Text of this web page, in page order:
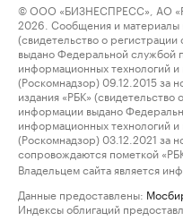
© ООО «БИЗНЕСПРЕСС», АО
2026. Сообщения и материалы
(свидетельство о
выдано Федеральной службой
информационных технологий
(Роскомнадзор) 09.12.2015
издания «РБК»
информации выдано
информационных технологий
(Роскомнадзор) 03.12.2021
сопровождаются пометкой
Владельцем сайта является
Данные предоставлены:
Индексы облигаций